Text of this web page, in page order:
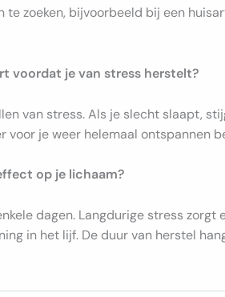
zoeken, bijvoorbeeld bij een
voordat je van stress herstelt?
van stress. Als je slecht slaapt,
voor je weer helemaal ontspannen
op je lichaam?
dagen. Langdurige stress zorgt
in het lijf. De duur van herstel